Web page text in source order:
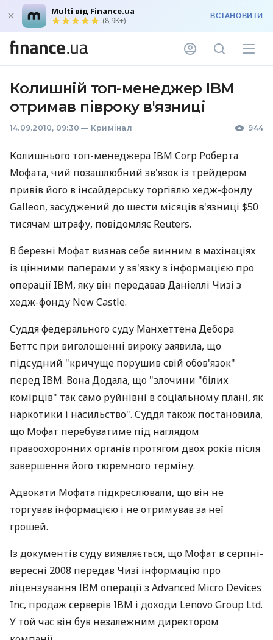
Multi від Finance.ua
(8,9K+) ВСТАНОВИТИ
Колишній топ-менеджер IBM
отримав півроку в'язниці
14.09.2010, 09:30 — Кримінал 944
Колишнього топ-менеджера IBM Corp Роберта
Мофата, чий позашлюбний зв'язок із трейдером
привів його в інсайдерську торгівлю хедж-фонду
Galleon, засуджений до шести місяців в'язниці $50
тисячам штрафу, повідомляє Reuters.
В березні Мофат визнав себе винним в махінаціях
із цінними паперами у зв'язку з інформацією про
операції IBM, яку він передавав Даніеллі Чизі з
хедж-фонду New Castle.
Суддя федерального суду Манхеттена Дебора
Беттс при виголошенні вироку заявила, що
підсудний "кричуще порушив свій обов'язок"
перед IBM. Вона Додала, що "злочини "білих
комірців" так само руйнівні в соціальному плані, як
наркотики і насильство". Суддя також постановила,
що Мофат перебуватиме під наглядом
правоохоронних органів протягом двох років після
завершення його тюремного терміну.
Адвокати Мофата підкреслювали, що він не
торгував інформацією і не отримував за неї
грошей.
Із документів суду виявляється, що Мофат в серпні-
вересні 2008 передав Чизі інформацію про
ліцензування IBM операції з Advanced Micro Devices
Inc, продаж серверів IBM і доходи Lenovo Group Ltd.
У той час він був незалежним директором